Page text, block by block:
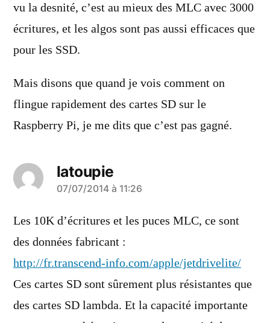
vu la desnité, c’est au mieux des MLC avec 3000
écritures, et les algos sont pas aussi efficaces que
pour les SSD.
Mais disons que quand je vois comment on
flingue rapidement des cartes SD sur le
Raspberry Pi, je me dits que c’est pas gagné.
latoupie
a
dit :
07/07/2014 à 11:26
Les 10K d’écritures et les puces MLC, ce sont
des données fabricant :
http://fr.transcend-info.com/apple/jetdrivelite/
Ces cartes SD sont sûrement plus résistantes que
des cartes SD lambda. Et la capacité importante